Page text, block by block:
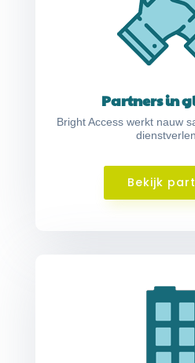
Partners in
Bright Access werkt nauw
Bekijk